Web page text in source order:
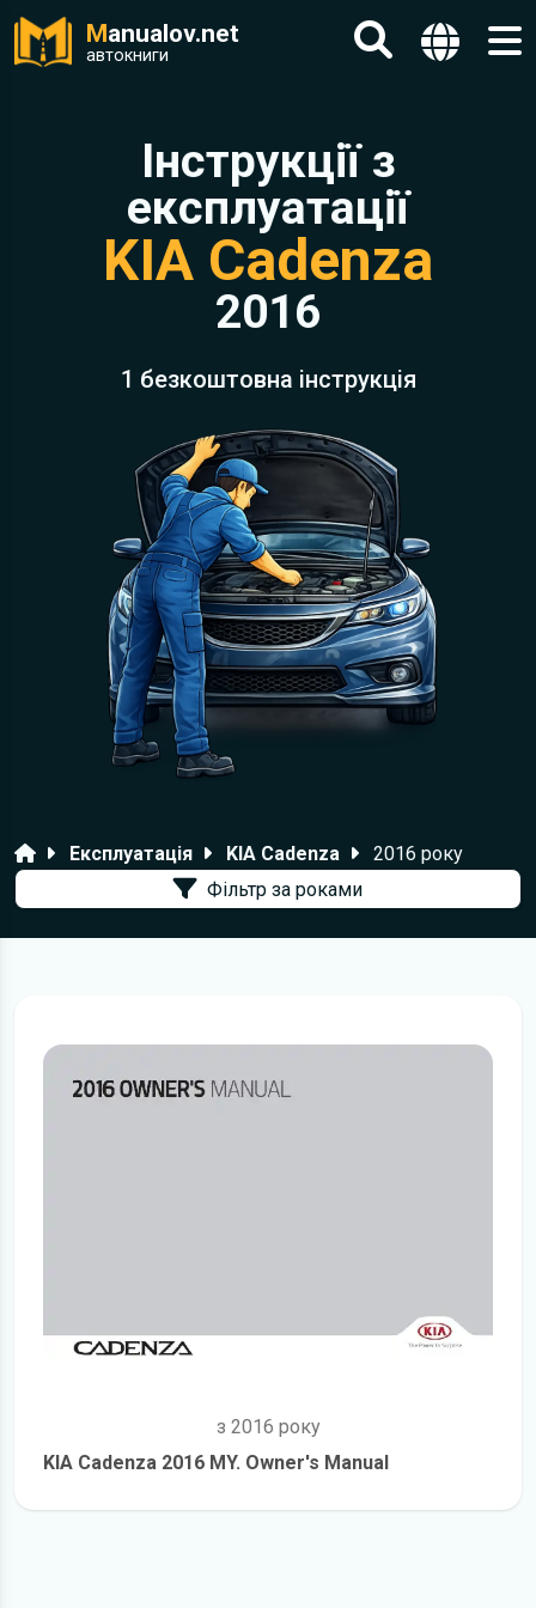
Manualov.net
автокниги
Інструкції з
експлуатації
KIA Cadenza
2016
1 безкоштовна інструкція
ГоловнаЕксплуатація KIA Cadenza
2016 року
Фільтр за роками
з 2016 року
KIA Cadenza 2016 MY. Owner's Manual